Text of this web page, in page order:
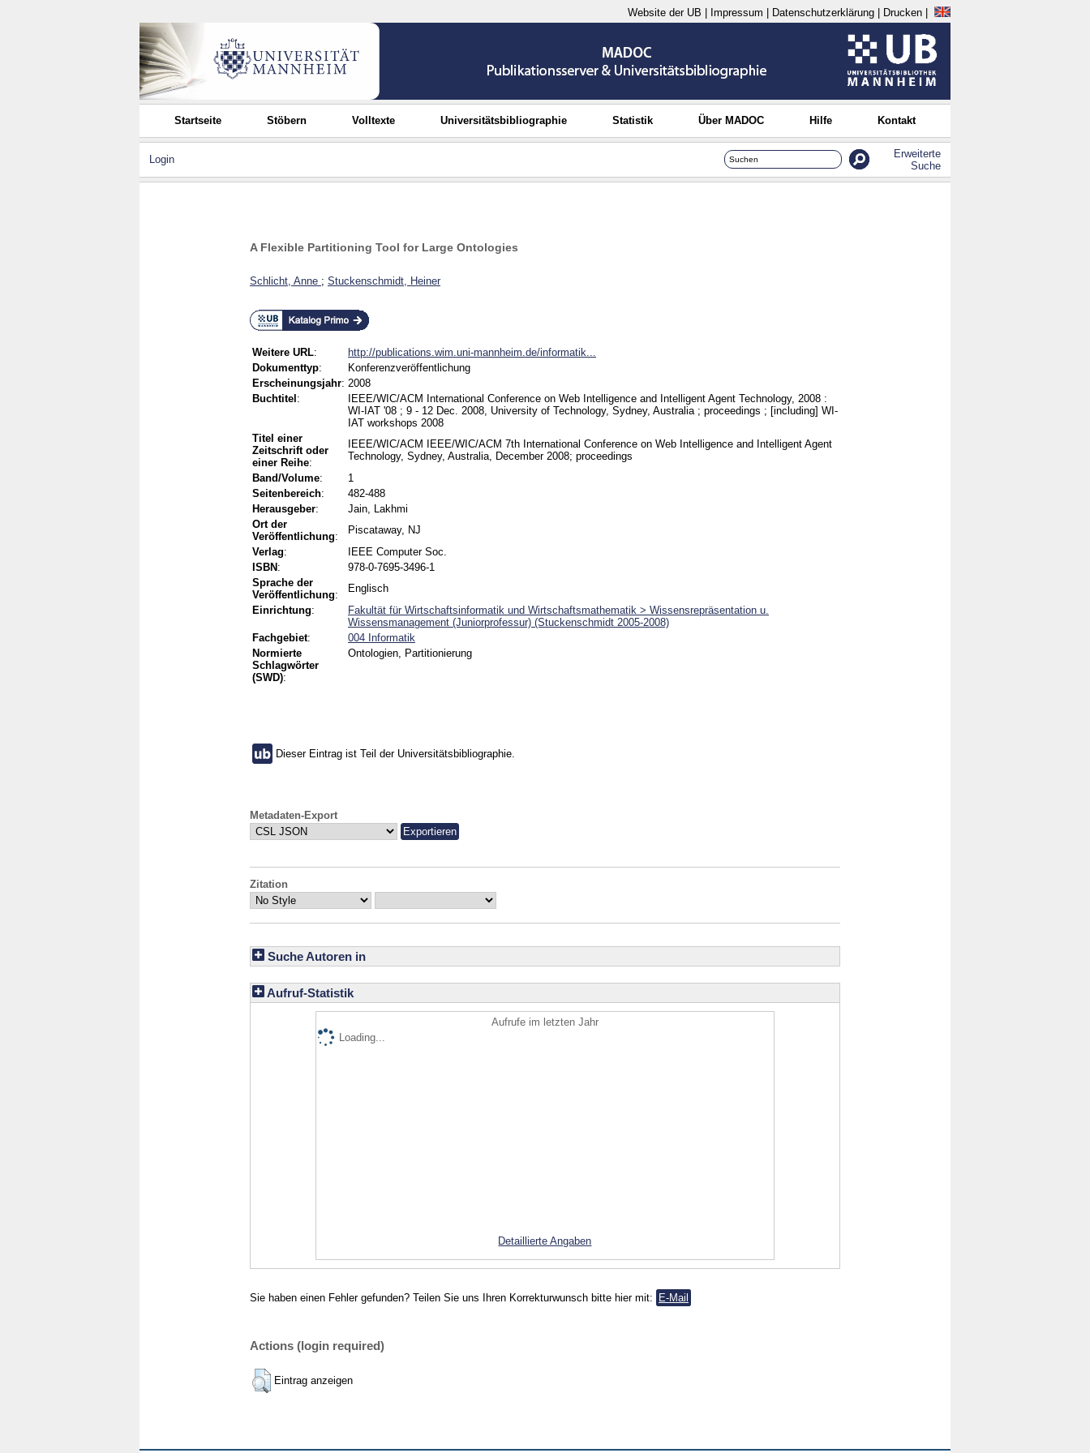
Website der UB Impressum Datenschutzerklärung Drucken
Startseite Stöbern Volltexte Universitätsbibliographie Statistik Über MADOC Hilfe Kontakt
Login
Erweiterte
Suche
A Flexible Partitioning Tool for Large Ontologies
Schlicht, Anne ; Stuckenschmidt, Heiner
Weitere URL:
http://publications.wim.uni-mannheim.de/informatik...
Dokumenttyp:
Konferenzveröffentlichung
Erscheinungsjahr: 2008
Buchtitel :
IEEE/WIC/ACM International Conference on Web Intelligence and Intelligent Agent Technology, 2008 :
WI-IAT '08 ; 9 - 12 Dec. 2008, University of Technology, Sydney, Australia ; proceedings ; [including] WI-
IAT workshops 2008
Titel einer
Zeitschrift oder
einer Reihe:
IEEE/WIC/ACM IEEE/WIC/ACM 7th International Conference on Web Intelligence and Intelligent Agent
Technology, Sydney, Australia, December 2008; proceedings
Band/Volume:
1
Seitenbereich:
482-488
Herausgeber:
Jain, Lakhmi
Ort der
Veröffentlichung:
Piscataway, NJ
Verlag:
IEEE Computer Soc.
ISBN :
978-0-7695-3496-1
Sprache der
Veröffentlichung:
Englisch
Einrichtung:
Fakultät für Wirtschaftsinformatik und Wirtschaftsmathematik > Wissensrepräsentation u.
Wissensmanagement (Juniorprofessur) (Stuckenschmidt 2005-2008)
Fachgebiet:
004 Informatik
Normierte
Schlagwörter
(SWD):
Ontologien, Partitionierung
Dieser Eintrag ist Teil der Universitätsbibliographie.
Metadaten-Export
Zitation
Suche Autoren in
Aufruf-Statistik
Aufrufe im letzten Jahr
Loading...
Detaillierte Angaben
Sie haben einen Fehler gefunden? Teilen Sie uns Ihren Korrekturwunsch bitte hier mit: E-Mail
Actions (login required)
Eintrag anzeigen